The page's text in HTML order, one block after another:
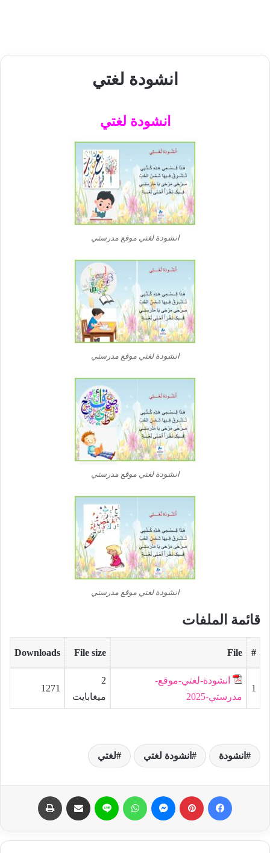
انشودة لغتي
انشودة لغتي
انشودة لغتي موقع مدرستي
انشودة لغتي موقع مدرستي
انشودة لغتي موقع مدرستي
انشودة لغتي موقع مدرستي
قائمة الملفات
#
File
File size
Downloads
1
انشودة-لغتي-موقع-
مدرستي-2025
2
ميغابايت
1271
انشودة انشودة لغتي لغتي